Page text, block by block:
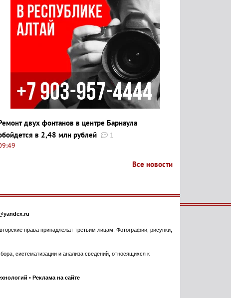
двух фонтанов в центре Барнаула
в 2,48 млн рублей
1
Все новости
права принадлежат третьим лицам. Фотографии, рисунки,
систематизации и анализа сведений, относящихся к
• Реклама на сайте